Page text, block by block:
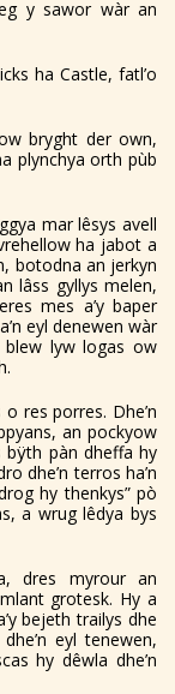
y sawor wàr an
ha Castle, fatl’o
bryght der own,
plynchya orth pùb
mar lêsys avell
ha jabot a
botodna an jerkyn
lâss gyllys melen,
mes a’y baper
eyl denewen wàr
blew lyw logas ow
res porres. Dhe’n
an pockyow
bÿth pàn dheffa hy
dhe’n terros ha’n
hy thenkys” pò
a wrug lêdya bys
dres myrour an
grotesk. Hy a
bejeth trailys dhe
eyl tenewen,
hy dêwla dhe’n